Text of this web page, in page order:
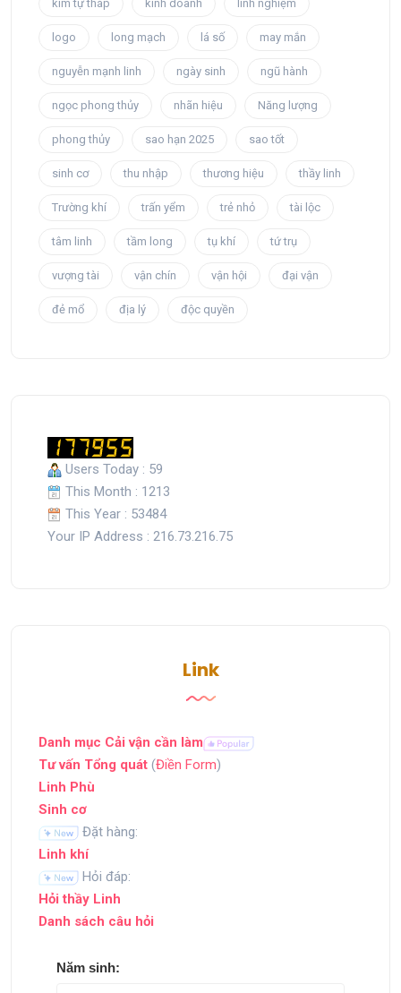
kim tự tháp kinh doanh linh nghiệm
logo long mạch lá số may mắn
nguyễn mạnh linh ngày sinh ngũ hành
ngọc phong thủy nhãn hiệu Năng lượng
phong thủy sao hạn 2025 sao tốt
sinh cơ thu nhập thương hiệu thầy linh
Trường khí trấn yểm trẻ nhỏ tài lộc
tâm linh tầm long tụ khí tứ trụ
vượng tài vận chín vận hội đại vận
đẻ mổ địa lý độc quyền
Users Today : 59
This Month : 1213
This Year : 53484
Your IP Address : 216.73.216.75
Link
Danh mục Cải vận cần làm
Tư vấn Tổng quát (Điền Form)
Linh Phù
Sinh cơ
Đặt hàng:
Linh khí
Hỏi đáp:
Hỏi thầy Linh
Danh sách câu hỏi
Năm sinh: